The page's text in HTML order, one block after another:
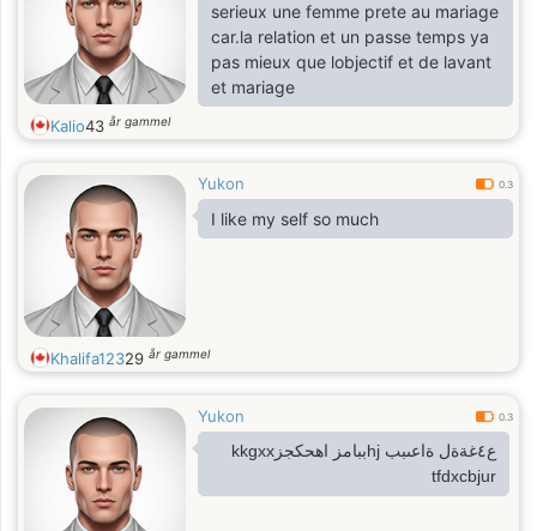
serieux une femme prete au mariage
car.la relation et un passe temps ya
pas mieux que lobjectif et de lavant
et mariage
Kalio43 år gammel
Yukon 0.3
I like my self so much
Khalifa12329 år gammel
Yukon 0.3
ع٤غةةل ةاعىبب hjببامز اهحكجزkkgxx
tfdxcbjur